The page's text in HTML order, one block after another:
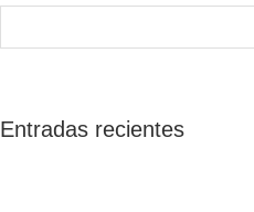
Entradas recientes